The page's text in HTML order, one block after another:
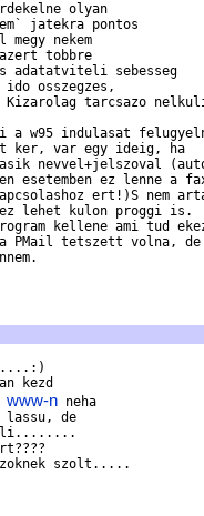
olyan
jatekra pontos
nekem
tobbre
adatatviteli sebesseg
ido osszegzes,
Kizarolag tarcsazo
a w95 indulasat
ker, var egy ideig, ha
nevvel+jelszoval
esetemben ez lenne a
ert!)S nem
lehet kulon proggi is.
kellene ami tud
PMail tetszett volna, de
kezd
www-n neha
lassu, de
szolt.....